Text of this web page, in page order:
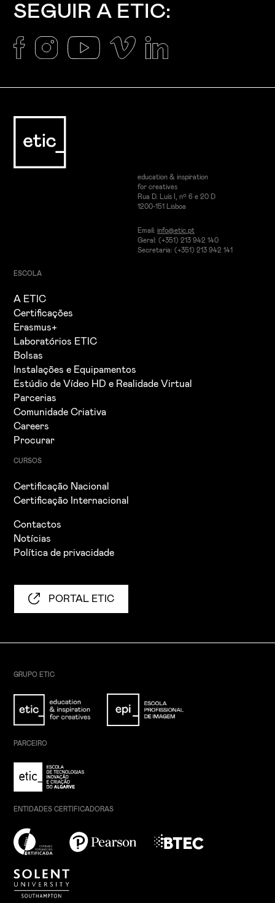
SEGUIR A ETIC:
education & inspiration
for creatives
Rua D. Luís I, nº 6 e 20 D
1200-151 Lisboa
Email: info@etic.pt
Geral: (+351) 213 942 140
Secretaria: (+351) 213 942 141
ESCOLA
A ETIC
Certificações
Erasmus+
Laboratórios ETIC
Bolsas
Instalações e Equipamentos
Estúdio de Vídeo HD e Realidade Virtual
Parcerias
Comunidade Criativa
Careers
Procurar
CURSOS
Certificação Nacional
Certificação Internacional
Contactos
Notícias
Política de privacidade
PORTAL ETIC
GRUPO ETIC
PARCEIRO
ENTIDADES CERTIFICADORAS